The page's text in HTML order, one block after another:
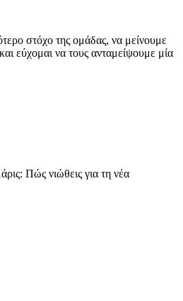
στόχο της ομάδας, να μείνουμε
εύχομαι να τους ανταμείψουμε μία
Πώς νιώθεις για τη νέα